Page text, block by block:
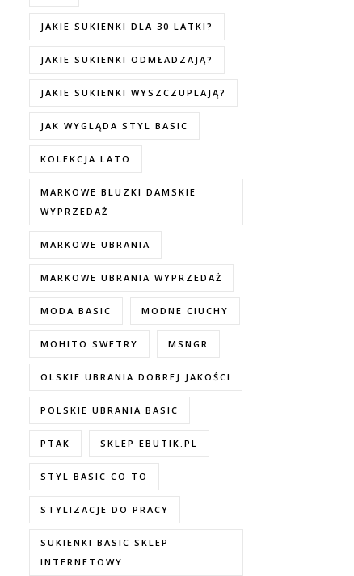
JAKIE SUKIENKI DLA 30 LATKI?
JAKIE SUKIENKI ODMŁADZAJĄ?
JAKIE SUKIENKI WYSZCZUPLAJĄ?
JAK WYGLĄDA STYL BASIC
KOLEKCJA LATO
MARKOWE BLUZKI DAMSKIE
WYPRZEDAŻ
MARKOWE UBRANIA
MARKOWE UBRANIA WYPRZEDAŻ
MODA BASIC MODNE CIUCHY
MOHITO SWETRY MSNGR
OLSKIE UBRANIA DOBREJ JAKOŚCI
POLSKIE UBRANIA BASIC
PTAK SKLEP EBUTIK.PL
STYL BASIC CO TO
STYLIZACJE DO PRACY
SUKIENKI BASIC SKLEP
INTERNETOWY